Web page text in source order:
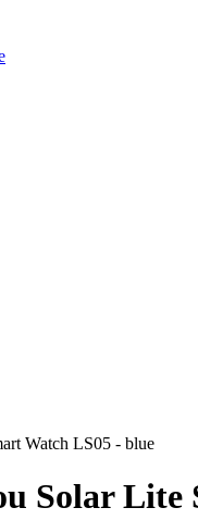
Watch LS05 - blue
Solar Lite